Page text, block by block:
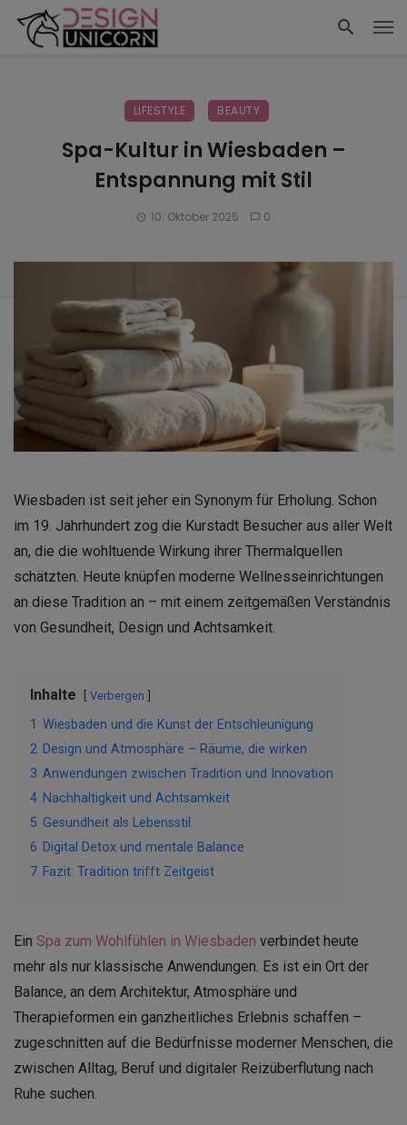
LIFESTYLE BEAUTY
Spa-Kultur in Wiesbaden –
Entspannung mit Stil
10. Oktober 2025 0
Wiesbaden ist seit jeher ein Synonym für Erholung. Schon
im 19. Jahrhundert zog die Kurstadt Besucher aus aller Welt
an, die die wohltuende Wirkung ihrer Thermalquellen
schätzten. Heute knüpfen moderne Wellnesseinrichtungen
an diese Tradition an – mit einem zeitgemäßen Verständnis
von Gesundheit, Design und Achtsamkeit.
Inhalte Verbergen
1 Wiesbaden und die Kunst der Entschleunigung
2 Design und Atmosphäre – Räume, die wirken
3 Anwendungen zwischen Tradition und Innovation
4 Nachhaltigkeit und Achtsamkeit
5 Gesundheit als Lebensstil
6 Digital Detox und mentale Balance
7 Fazit: Tradition trifft Zeitgeist
Ein Spa zum Wohlfühlen in Wiesbaden verbindet heute
mehr als nur klassische Anwendungen. Es ist ein Ort der
Balance, an dem Architektur, Atmosphäre und
Therapieformen ein ganzheitliches Erlebnis schaffen –
zugeschnitten auf die Bedürfnisse moderner Menschen, die
zwischen Alltag, Beruf und digitaler Reizüberflutung nach
Ruhe suchen.